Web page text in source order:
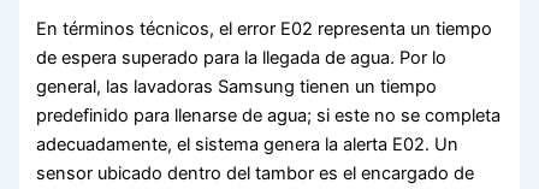
En términos técnicos, el error E02 representa un tiempo
de espera superado para la llegada de agua. Por lo
general, las lavadoras Samsung tienen un tiempo
predefinido para llenarse de agua; si este no se completa
adecuadamente, el sistema genera la alerta E02. Un
sensor ubicado dentro del tambor es el encargado de